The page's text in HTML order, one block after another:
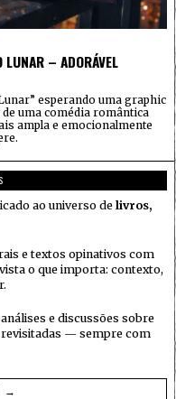
LUNAR – ADORÁVEL
esperando uma graphic
uma comédia romântica
ampla e emocionalmente
ao universo de livros,
e textos opinativos com
o que importa: contexto,
e discussões sobre
— sempre com
→